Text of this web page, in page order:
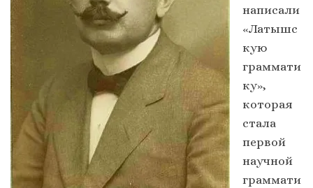
написали
«Латышс
кую
граммати
ку»,
которая
стала
первой
научной
граммати